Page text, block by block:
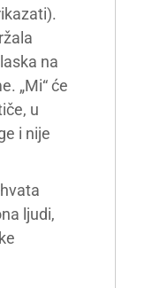
na
„Mi“ će
u
i nije
ljudi,